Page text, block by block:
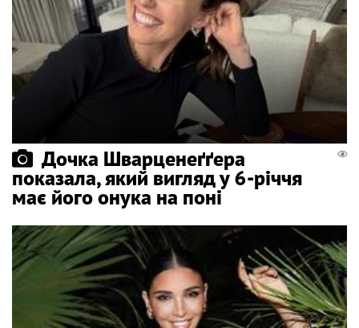
Дочка Шварценеґґера
показала, який вигляд у 6-річчя
має його онука на поні